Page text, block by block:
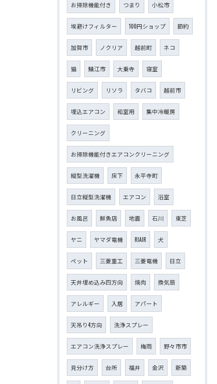
お掃除機能付き つまり 小松市
埃避けフィルター 100円ショップ 節約
加賀市 ノクリア 越前町 ネコ
猫 鯖江市 大乗寺 寝室
リビング リソラ タバコ 越前市
埋込エアコン 和室用 集中冷暖房
クリーニング
お掃除機能付きエアコンクリーニング
縦型洗濯機 床下 永平寺町
日立縦型洗濯機 エアコン 浴室
お風呂 鮮魚店 地震 石川 東芝
ヤニ ヤマダ電機 RIAIR 犬
ペット 三菱重工 三菱電機 日立
天井埋め込み四方向 焼肉 換気扇
アレルギー 入居 アパート
天吊り4方向 洗浄スプレー
エアコン洗浄スプレー 梅雨 野々市市
見分け方 台所 福井 金沢 新築